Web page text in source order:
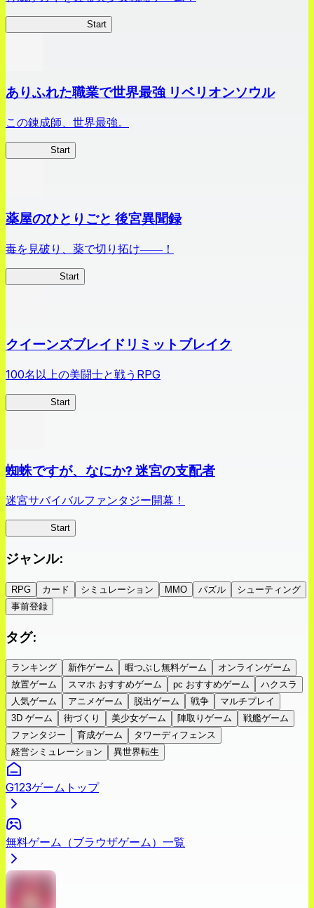
Start
ありふれた職業で世界最強 リベリオンソウル
この錬成師、世界最強。
Start
薬屋のひとりごと 後宮異聞録
毒を見破り、薬で切り拓け――！
Start
クイーンズブレイドリミットブレイク
100名以上の美闘士と戦うRPG
Start
蜘蛛ですが、なにか? 迷宮の支配者
迷宮サバイバルファンタジー開幕！
Start
ジャンル:
RPG カード シミュレーション MMO パズル
シューティング
事前登録
タグ:
ランキング 新作ゲーム 暇つぶし無料ゲーム
オンラインゲーム
放置ゲーム
スマホ おすすめゲーム pc おすすめゲーム
ハクスラ
人気ゲーム
アニメゲーム 脱出ゲーム 戦争
マルチプレイ
3D ゲーム
街づくり 美少女ゲーム 陣取りゲーム
戦艦ゲーム
ファンタジー
育成ゲーム
タワーディフェンス
経営シミュレーション
異世界転生
G123ゲームトップ
無料ゲーム（ブラウザゲーム）一覧